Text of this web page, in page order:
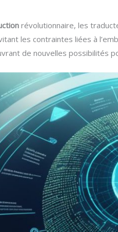
révolutionnaire, les
les contraintes liées à
de nouvelles possibilités